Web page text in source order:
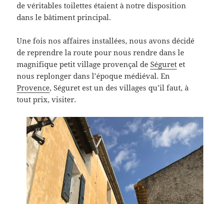
de véritables toilettes étaient à notre disposition
dans le bâtiment principal.
Une fois nos affaires installées, nous avons décidé
de reprendre la route pour nous rendre dans le
magnifique petit village provençal deSéguret et
nous replonger dans l’époque médiéval. En
Provence, Séguret est un des villages qu’il faut, à
tout prix, visiter.